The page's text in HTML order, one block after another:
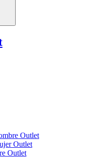
Outlet
Outlet
Outlet